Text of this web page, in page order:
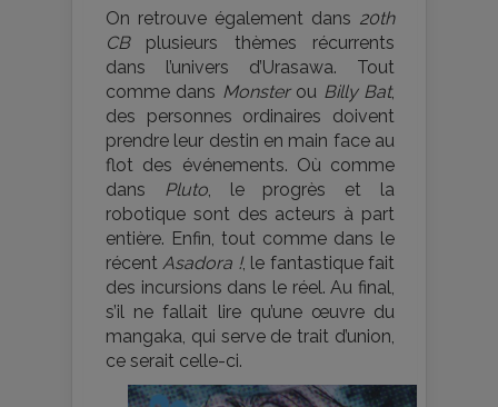
On retrouve également dans 20th
CBplusieurs thèmes récurrents
dans l’univers d’Urasawa. Tout
comme dans Monsterou Billy Bat,
des personnes ordinaires doivent
prendre leur destin en main face au
flot des événements. Où comme
dans Pluto, le progrès et la
robotique sont des acteurs à part
entière. Enfin, tout comme dans le
récentAsadora !, le fantastique fait
des incursions dans le réel. Au final,
s’il ne fallait lire qu’une œuvre du
mangaka, qui serve de trait d’union,
ce serait celle-ci.